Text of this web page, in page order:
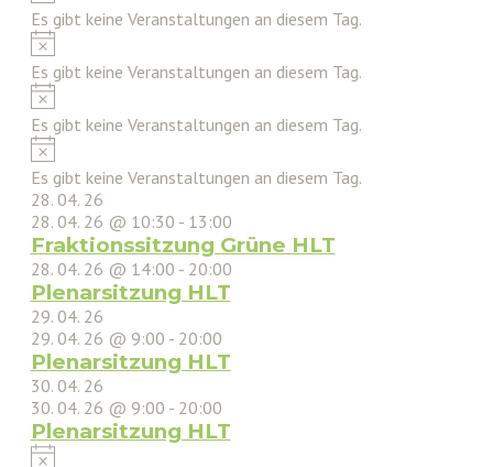
Es gibt keine Veranstaltungen an diesem Tag.
Hinweis
Es gibt keine Veranstaltungen an diesem Tag.
Hinweis
Es gibt keine Veranstaltungen an diesem Tag.
Hinweis
Es gibt keine Veranstaltungen an diesem Tag.
28. 04. 26
28. 04. 26 @ 10:30 - 13:00
Fraktionssitzung Grüne HLT
28. 04. 26 @ 14:00 - 20:00
Plenarsitzung HLT
29. 04. 26
29. 04. 26 @ 9:00 - 20:00
Plenarsitzung HLT
30. 04. 26
30. 04. 26 @ 9:00 - 20:00
Plenarsitzung HLT
Hinweis